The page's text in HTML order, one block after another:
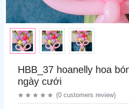
HBB_37 hoanelly hoa
ngày cưới
(0 customers review)